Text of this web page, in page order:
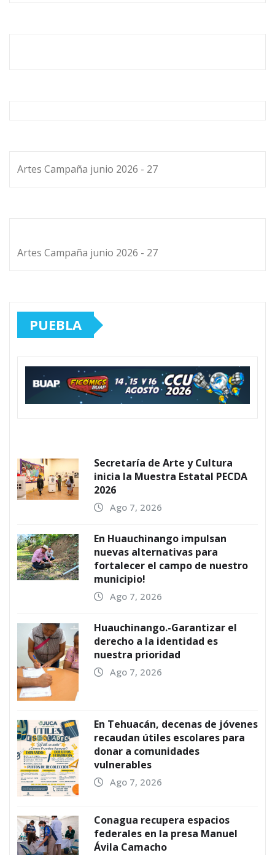
Artes Campaña junio 2026 - 27
Artes Campaña junio 2026 - 27
PUEBLA
Secretaría de Arte y Cultura
inicia la Muestra Estatal PECDA
2026
Ago 7, 2026
En Huauchinango impulsan
nuevas alternativas para
fortalecer el campo de nuestro
municipio!
Ago 7, 2026
Huauchinango.-Garantizar el
derecho a la identidad es
nuestra prioridad
Ago 7, 2026
En Tehuacán, decenas de jóvenes
recaudan útiles escolares para
donar a comunidades
vulnerables
Ago 7, 2026
Conagua recupera espacios
federales en la presa Manuel
Ávila Camacho